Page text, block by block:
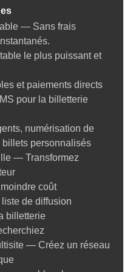
Compatible avec les
scanner vos billets à
en ligne pour artistes vous
et un gain de temps à
et les
des petits
et des artistes solo.
simple logiciel; c'est une
complète,
vos besoins.
musicales, notre
vous permet de fournir des
ventes en temps réel, de
et d'offrir une expérience
— Sans frais
le plus puissant et
et paiements directs
pour la billetterie
numérisation de
personnalisés
— Transformez
coût
de diffusion
billetterie
— Créez un réseau